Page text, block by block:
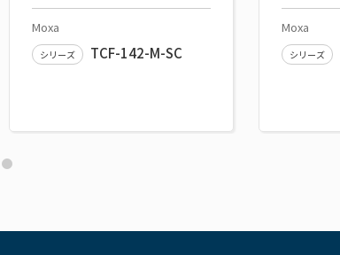
Moxa
シリーズ TCF-142-M-SC
Moxa
シリーズ